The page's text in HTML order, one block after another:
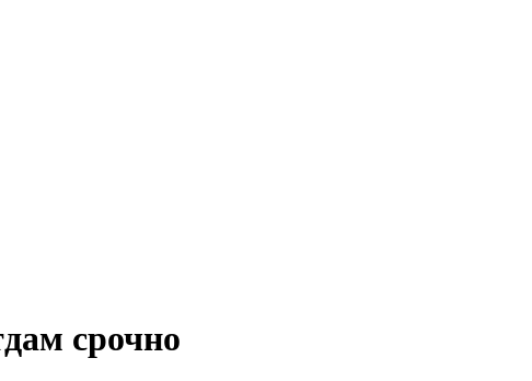
срочно